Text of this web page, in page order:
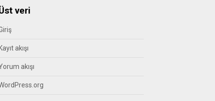
veri
Kayıt akışı
akışı